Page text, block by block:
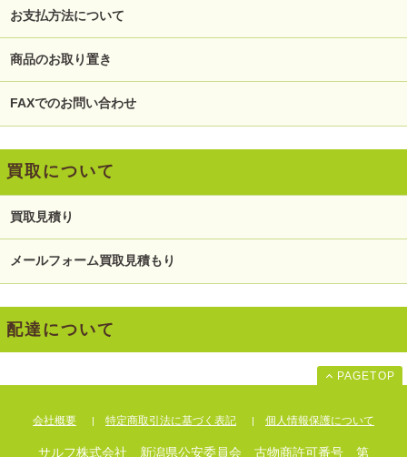
お支払方法について
商品のお取り置き
FAXでのお問い合わせ
買取について
買取見積り
メールフォーム買取見積もり
配達について
PAGETOP
会社概要 特定商取引法に基づく表記 個人情報保護について
サルフ株式会社 新潟県公安委員会 古物商許可番号 第